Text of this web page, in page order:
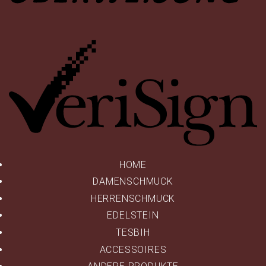
HOME
DAMENSCHMUCK
HERRENSCHMUCK
EDELSTEIN
TESBIH
ACCESSOIRES